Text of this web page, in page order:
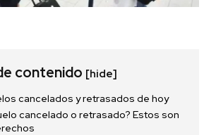
contenido [hide]
cancelados y retrasados ​​de hoy
cancelado o retrasado? Estos son